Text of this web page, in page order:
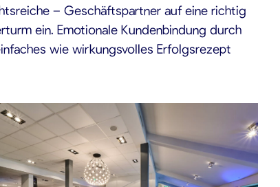
– Geschäftspartner auf eine richtig
ein. Emotionale Kundenbindung durch
wie wirkungsvolles Erfolgsrezept